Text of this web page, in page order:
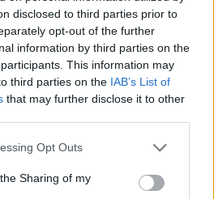
disclosed to third parties prior to
opt-out of the further
information by third parties on the
This information may
third parties on the IAB’s List of
that may further disclose it to other
app uses one or more Google
usage behaviour. You may click to
and its third-party tags to
Opt Outs
Sharing of my
és hallgatható. Illik a film
ugyanis hangulatba kell
vonatokhoz a
származó zenére volt
a második világháború
az ő dalait nem
sokba kerültek volna.
valami hasonlót. Nem
Annyira jól sikerült, amit
szöveget írtak hozzá,
Érzéke volt ahhoz, hogy a film